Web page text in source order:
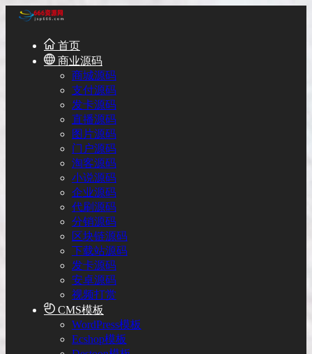
首页
商业源码
商城源码
支付源码
发卡源码
直播源码
图片源码
门户源码
淘客源码
小说源码
企业源码
代刷源码
分销源码
区块链源码
下载站源码
发卡源码
安卓源码
视频打赏
CMS模板
WordPress模板
Ecshop模板